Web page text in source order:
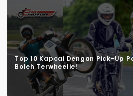
Top 10 Kapcai Dengan Pick-Up
Boleh Terwheelie!